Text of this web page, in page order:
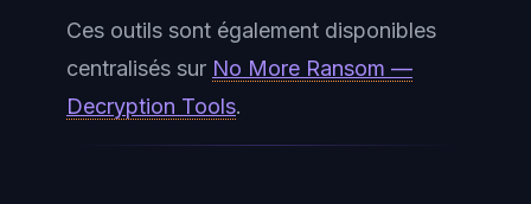
Ces outils sont également disponibles
centralisés sur No More Ransom —
Decryption Tools.